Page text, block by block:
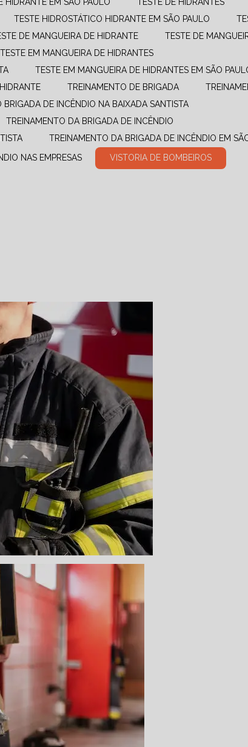
TESTE HIDROSTÁTICO HIDRANTE EM SÃO PAULO
DE MANGUEIRA DE HIDRANTE
TESTE DE
TESTE EM MANGUEIRA DE HIDRANTES
TESTE EM MANGUEIRA DE HIDRANTES EM SÃO
TREINAMENTO DE BRIGADA
BRIGADA DE INCÊNDIO NA BAIXADA SANTISTA
TREINAMENTO DA BRIGADA DE INCÊNDIO
TREINAMENTO DA BRIGADA DE INCÊNDIO EM
NAS EMPRESAS VISTORIA DE BOMBEIROS